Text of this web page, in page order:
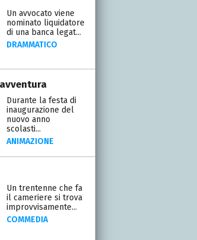
Un avvocato viene
nominato liquidatore
di una banca legat...
DRAMMATICO
Durante la festa di
inaugurazione del
nuovo anno
scolasti...
ANIMAZIONE
Un trentenne che fa
il cameriere si trova
improvvisamente...
COMMEDIA